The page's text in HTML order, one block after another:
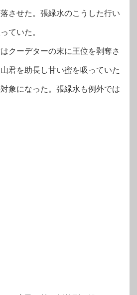
させた。張緑水のこうした行い
ていた。
クーデターの末に王位を剥奪さ
君を助長し甘い蜜を吸っていた
象になった。張緑水も例外では